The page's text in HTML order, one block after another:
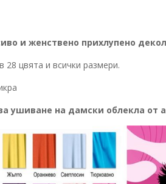
и женствено прихлупено
28 цвята и всички размери.
ушиване на дамски облекла от